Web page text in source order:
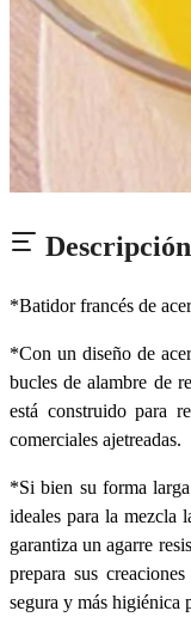
*Batidor francés de
*Con un diseño de
bucles de alambre de
está construido para
comerciales ajetreadas.
*Si bien su forma
ideales para la mezcla
garantiza un agarre
prepara sus
segura y más higiénica